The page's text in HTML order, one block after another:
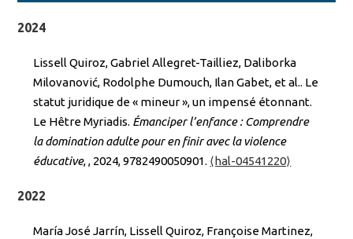
2024
Lissell Quiroz, Gabriel Allegret-Tailliez, Daliborka
Milovanović, Rodolphe Dumouch, Ilan Gabet, et al.. Le
statut juridique de « mineur », un impensé étonnant.
Le Hêtre Myriadis. Émanciper l’enfance : Comprendre
la domination adulte pour en finir avec la violence
éducative,, 2024, 9782490050901. ⟨hal-04541220⟩
2022
María José Jarrín, Lissell Quiroz, Françoise Martinez,